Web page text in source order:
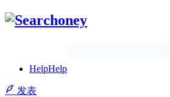
HelpHelp
发表